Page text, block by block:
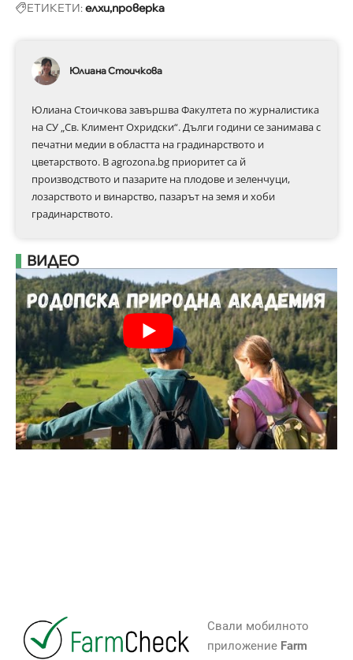
ЕТИКЕТИ:елхи проверка
Юлиана Стоичкова
Юлиана Стоичкова завършва Факултета по журналистика
на СУ „Св. Климент Охридски“. Дълги години се занимава с
печатни медии в областта на градинарството и
цветарството. В agrozona.bg приоритет са й
производството и пазарите на плодове и зеленчуци,
лозарството и винарство, пазарът на земя и хоби
градинарството.
ВИДЕО
Свали мобилното
приложение Farm